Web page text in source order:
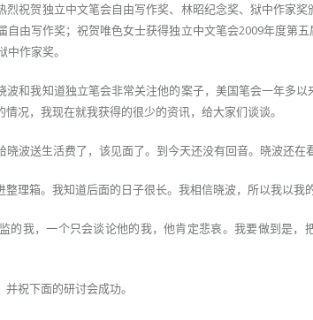
烈祝贺独立中文笔会自由写作奖、林昭纪念奖、狱中作家
自由写作奖；祝贺唯色女士获得独立中文笔会2009年度第
作家奖。
波和我知道独立笔会非常关注他的案子，美国笔会一年多
况，我现在就我获得的很少的资讯，给大家们谈谈。
波送生活费了，该见面了。到今天还没有回音。晓波还在
理箱。我知道后面的日子很长。我相信晓波，所以我以我
的我，一个只会谈论他的我，他肯定悲哀。我要做到是，
祝下面的研讨会成功。